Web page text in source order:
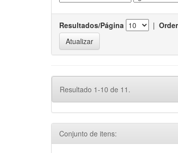
Resultados/Página |
Resultado 1-10 de 11.
Conjunto de itens: